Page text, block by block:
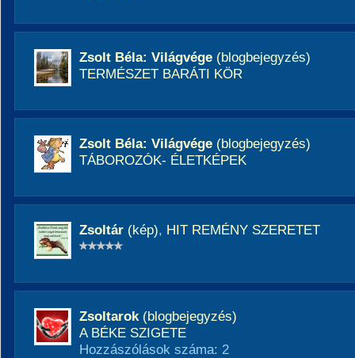
Zsolt Béla: Világvége (blogbejegyzés)
TERMÉSZET BARÁTI KÖR
Zsolt Béla: Világvége (blogbejegyzés)
TÁBOROZÓK- ÉLETKÉPEK
Zsoltár (kép), HIT REMÉNY SZERETET
Zsoltarok(blogbejegyzés)
A BÉKE SZIGETE
Hozzászólások száma: 2